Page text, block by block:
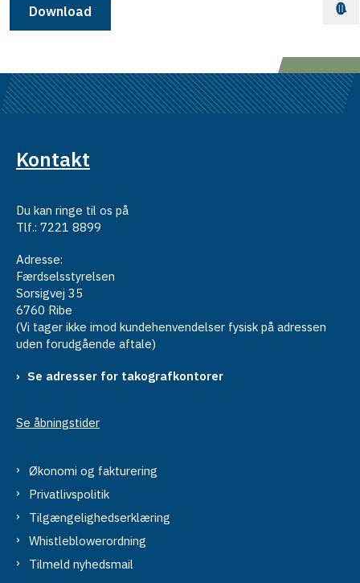
Download
Kontakt
Du kan ringe til os på
Tlf.: 7221 8899
Adresse:
Færdselsstyrelsen
Sorsigvej 35
6760 Ribe
(Vi tager ikke imod kundehenvendelser fysisk på adressen
uden forudgående aftale)
Se adresser for takografkontorer
Se åbningstider
Økonomi og fakturering
Privatlivspolitik
Tilgængelighedserklæring
Whistleblowerordning
Tilmeld nyhedsmail